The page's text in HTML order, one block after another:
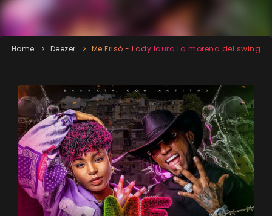
Home Deezer Me Frisó - Lady laura La morena del swing